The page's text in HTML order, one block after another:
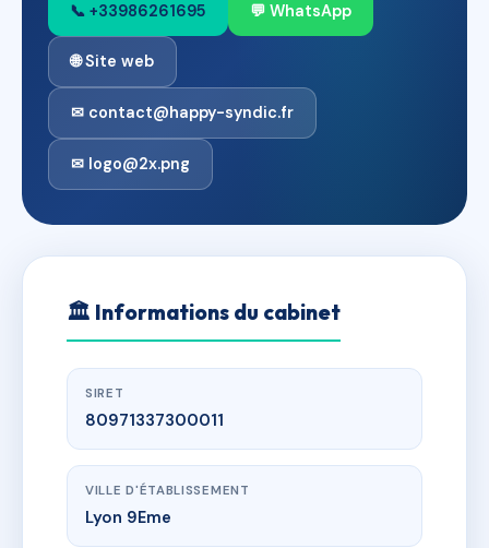
📞 +33986261695 💬 WhatsApp
🌐 Site web
✉ contact@happy-syndic.fr
✉ logo@2x.png
🏛 Informations du cabinet
SIRET
80971337300011
VILLE D'ÉTABLISSEMENT
Lyon 9Eme